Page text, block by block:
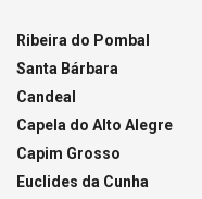
Ribeira do Pombal
Santa Bárbara
Candeal
Capela do Alto Alegre
Capim Grosso
Euclides da Cunha